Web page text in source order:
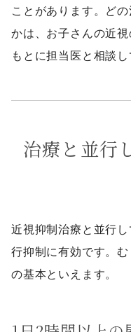
ことがあります。ど
かは、お子さんの近
もとに担当医と相談
治療と並行
近視抑制治療と並行
行抑制に有効です。
の基本といえます。